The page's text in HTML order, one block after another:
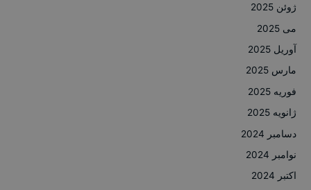
ژوئن 2025
می 2025
آوریل 2025
مارس 2025
فوریه 2025
ژانویه 2025
دسامبر 2024
نوامبر 2024
اکتبر 2024